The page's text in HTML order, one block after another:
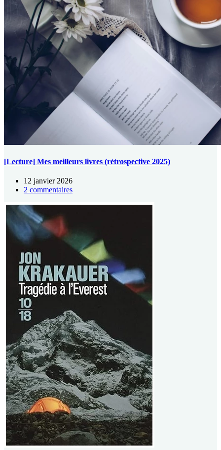
[Lecture] Mes meilleurs livres (rétrospective 2025)
12 janvier 2026
2 commentaires